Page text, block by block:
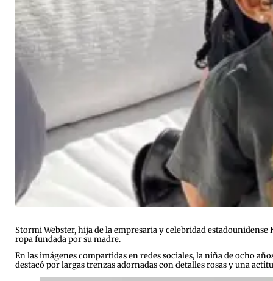
Stormi Webster, hija de la empresaria y celebridad
ropa fundada por su madre.
En las imágenes compartidas en redes sociales, la niña de ocho
destacó por largas trenzas adornadas con detalles rosas y una